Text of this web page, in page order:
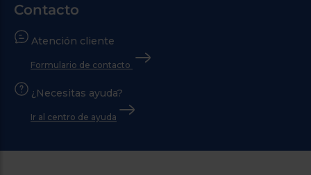
Contacto
Atención cliente
Formulario de contacto
¿Necesitas ayuda?
Ir al centro de ayuda